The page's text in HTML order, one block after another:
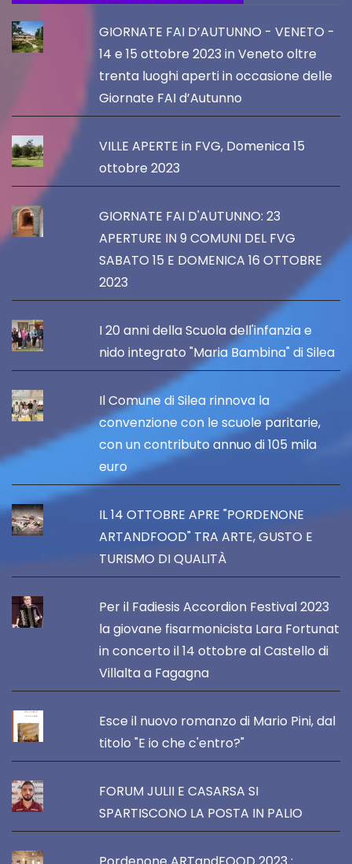
GIORNATE FAI D’AUTUNNO - VENETO -
14 e 15 ottobre 2023 in Veneto oltre
trenta luoghi aperti in occasione delle
Giornate FAI d’Autunno
VILLE APERTE in FVG, Domenica 15
ottobre 2023
GIORNATE FAI D'AUTUNNO: 23
APERTURE IN 9 COMUNI DEL FVG
SABATO 15 E DOMENICA 16 OTTOBRE
2023
I 20 anni della Scuola dell'infanzia e
nido integrato "Maria Bambina" di Silea
Il Comune di Silea rinnova la
convenzione con le scuole paritarie,
con un contributo annuo di 105 mila
euro
IL 14 OTTOBRE APRE "PORDENONE
ARTANDFOOD" TRA ARTE, GUSTO E
TURISMO DI QUALITÀ
Per il Fadiesis Accordion Festival 2023
la giovane fisarmonicista Lara Fortunat
in concerto il 14 ottobre al Castello di
Villalta a Fagagna
Esce il nuovo romanzo di Mario Pini, dal
titolo "E io che c'entro?"
FORUM JULII E CASARSA SI
SPARTISCONO LA POSTA IN PALIO